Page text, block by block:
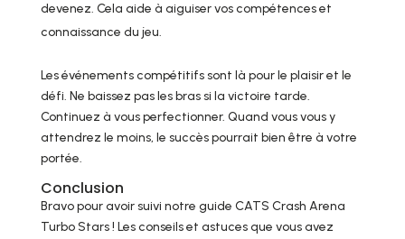
devenez. Cela aide à aiguiser vos compétences et
connaissance du jeu.
Les événements compétitifs sont là pour le plaisir et le
défi. Ne baissez pas les bras si la victoire tarde.
Continuez à vous perfectionner. Quand vous vous y
attendrez le moins, le succès pourrait bien être à votre
portée.
Conclusion
Bravo pour avoir suivi notre guide CATS Crash Arena
Turbo Stars ! Les conseils et astuces que vous avez